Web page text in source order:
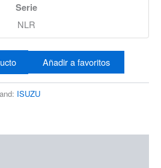
Serie
NLR
Añadir a favoritos
ISUZU